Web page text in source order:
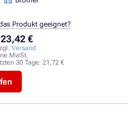
23,42 €
Versand
MwSt.
30 Tage: 21,72 €
Produkt geeignet?